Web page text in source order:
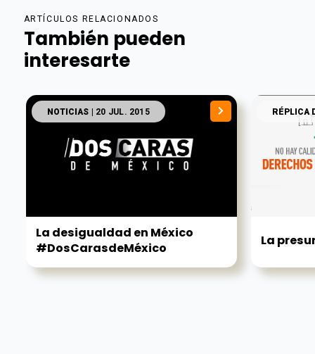
ARTÍCULOS RELACIONADOS
También pueden
interesarte
NOTICIAS | 20 JUL. 2015
La desigualdad en México
#DosCarasdeMéxico
RÉPLICA
La